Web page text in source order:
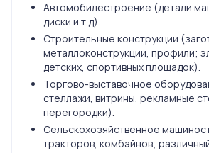
Автомобилестроение (детали
диски и т.д).
Строительные конструкции
металлоконструкций, профили;
детских, спортивных площадок).
Торгово-выставочное
стеллажи, витрины, рекламные
перегородки).
Сельскохозяйственное
тракторов, комбайнов;